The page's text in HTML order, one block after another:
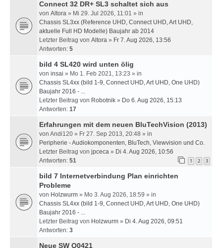
Connect 32 DR+ SL3 schaltet sich aus
von Altora » Mi 29. Jul 2026, 11:01 » in
Chassis SL3xx (Reference UHD, Connect UHD, Art UHD,
aktuelle Full HD Modelle) Baujahr ab 2014
Letzter Beitrag von Altora » Fr 7. Aug 2026, 13:56
Antworten: 5
bild 4 SL420 wird unten ölig
von insai » Mo 1. Feb 2021, 13:23 » in
Chassis SL4xx (bild 1-9, Connect UHD, Art UHD, One UHD)
Baujahr 2016 - ...
Letzter Beitrag von Robotnik » Do 6. Aug 2026, 15:13
Antworten: 17
Erfahrungen mit dem neuen BluTechVision (2013)
von Andi120 » Fr 27. Sep 2013, 20:48 » in
Peripherie - Audiokomponenten, BluTech, Viewvision und Co.
Letzter Beitrag von jpceca » Di 4. Aug 2026, 10:56
Antworten: 51 1 2 3
bild 7 Internetverbindung Plan einrichten
Probleme
von Holzwurm » Mo 3. Aug 2026, 18:59 » in
Chassis SL4xx (bild 1-9, Connect UHD, Art UHD, One UHD)
Baujahr 2016 - ...
Letzter Beitrag von Holzwurm » Di 4. Aug 2026, 09:51
Antworten: 3
Neue SW Q0421